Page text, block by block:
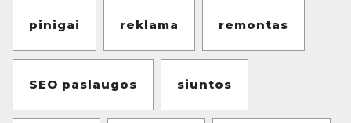
pinigai reklama remontas
SEO paslaugos siuntos